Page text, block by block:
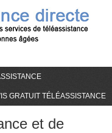
GRATUIT TÉLÉASSISTANCE
et de